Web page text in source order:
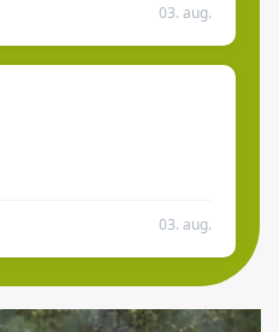
03. aug.
03. aug.